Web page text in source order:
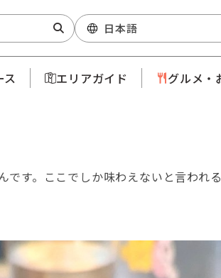
日本語
ス エリアガイド グルメ・
す。ここでしか味わえないと言われ